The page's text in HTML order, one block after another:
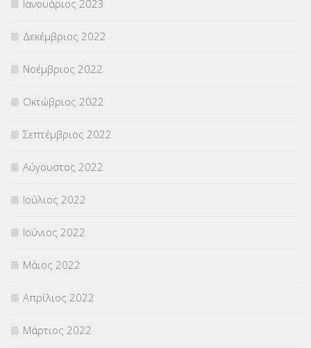
Ιανουάριος 2023
Δεκέμβριος 2022
Νοέμβριος 2022
Οκτώβριος 2022
Σεπτέμβριος 2022
Αύγουστος 2022
Ιούλιος 2022
Ιούνιος 2022
Μάιος 2022
Απρίλιος 2022
Μάρτιος 2022